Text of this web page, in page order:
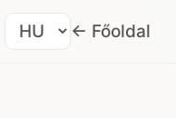
Nyelv
← Főoldal